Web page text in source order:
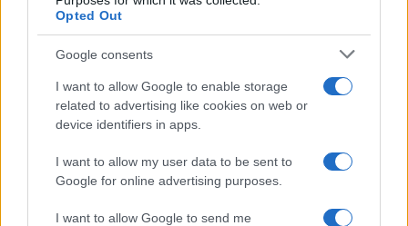
Opted Out
Google consents
I want to allow Google to enable storage
related to advertising like cookies on web or
device identifiers in apps.
I want to allow my user data to be sent to
Google for online advertising purposes.
I want to allow Google to send me
százaléka azt a választ adta, hogy az elnök
egyenlően kezeli az izraeli és a palesztin
oldalt. A zsidók 6 százaléka vélte úgy, hogy a
Trump a palesztinoknak kedvez. Közben a
keresztényeknek csak a 26 százaléka mondta
azt, hogy Trump túlságosan Izrael pártján áll,
míg 59 százalékuk kiegyensúlyozottnak látja
a helyzetet.